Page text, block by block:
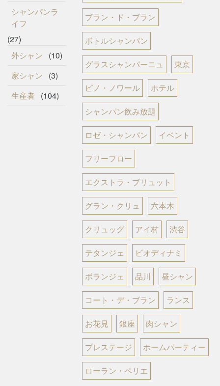
シャンパンラ
イフ
(27)
外シャン
(10)
家シャン
(3)
生産者 (104)
ブラン・ド・ブラン
ボトルシャンパン
グラスシャンパーニュ 東京
ピノ・ノワール ホテル
シャンパン飲み放題
ロゼ・シャンパン イベント
フリーフロー
エクストラ・ブリュット
グラン・クリュ 六本木
クリュッグ アイ村 渋谷
テタンジェ ビオディナミ
ボランジェ 品川 昼シャン
コート・デ・ブラン ランス
お花見 銀座 肉シャン
プレステージ ホームパーティー
ローラン・ペリエ